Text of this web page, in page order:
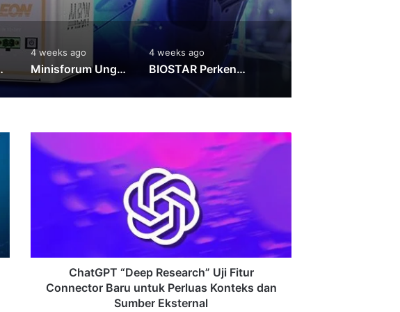
AI dan Threadripper PRO
4 weeks ago
Minisforum Ungkap Detail MS-03, Mini PC Panther Lake dengan Slot PCIe x8 dan Jaringan 10 GbE
4 weeks ago
BIOSTAR Perkenalkan EdgeComp MS-NAT4000, Sistem Edge AI Ringkas Berbasis NVIDIA Jetson Thor T4000
ChatGPT
“Deep
Connector
Perluas
ChatGPT “Deep Research” Uji Fitur
Connector Baru untuk Perluas Konteks dan
Sumber Eksternal